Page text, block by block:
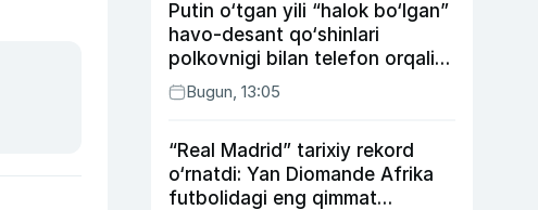
Putin o‘tgan yili “halok bo‘lgan”
havo-desant qo‘shinlari
polkovnigi bilan telefon orqali
suhbatlashdi
Bugun, 13:05
“Real Madrid” tarixiy rekord
o‘rnatdi: Yan Diomande Afrika
futbolidagi eng qimmat